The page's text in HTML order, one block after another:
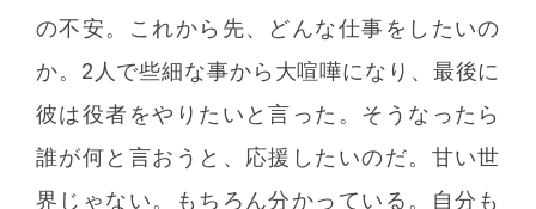
の不安。これから先、どんな仕事をしたいの
か。2人で些細な事から大喧嘩になり、最後に
彼は役者をやりたいと言った。そうなったら
誰が何と言おうと、応援したいのだ。甘い世
界じゃない。もちろん分かっている。自分も